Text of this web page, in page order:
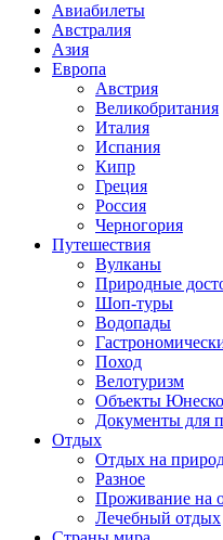
Авиабилеты
Австралия
Азия
Европа
Австрия
Великобритания
Италия
Испания
Кипр
Греция
Россия
Черногория
Путешествия
Вулканы
Природные
Шоп-туры
Водопады
Поход
Велотуризм
Объекты Юнеско
Документы для
Отдых
Отдых на
Разное
Проживание на
Лечебный отдых